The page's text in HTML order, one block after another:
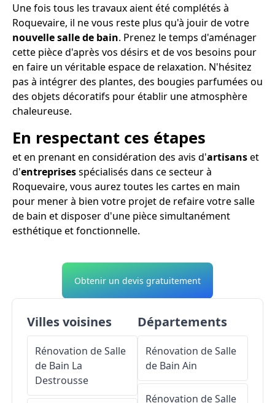
Une fois tous les travaux aient été complétés à
Roquevaire, il ne vous reste plus qu'à jouir de votre
nouvelle salle de bain. Prenez le temps d'aménager
cette pièce d'après vos désirs et de vos besoins pour
en faire un véritable espace de relaxation. N'hésitez
pas à intégrer des plantes, des bougies parfumées ou
des objets décoratifs pour établir une atmosphère
chaleureuse.
En respectant ces étapes
et en prenant en considération des avis d'artisanset
d'entreprisesspécialisés dans ce secteur à
Roquevaire, vous aurez toutes les cartes en main
pour mener à bien votre projet de refaire votre salle
de bain et disposer d'une pièce simultanément
esthétique et fonctionnelle.
Obtenir un devis gratuitement
Villes voisines
Rénovation de Salle
de Bain La
Destrousse
Départements
Rénovation de Salle
de Bain Ain
Rénovation de Salle